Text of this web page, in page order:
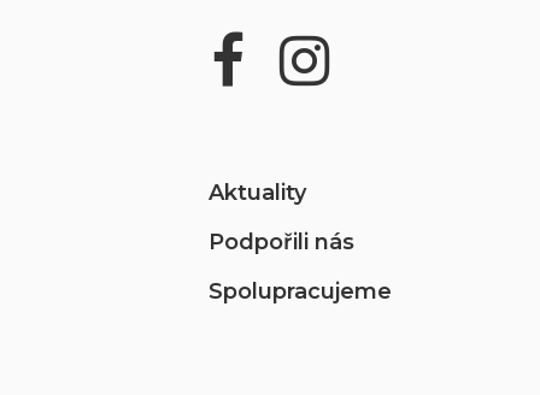
Aktuality
Podpořili nás
Spolupracujeme